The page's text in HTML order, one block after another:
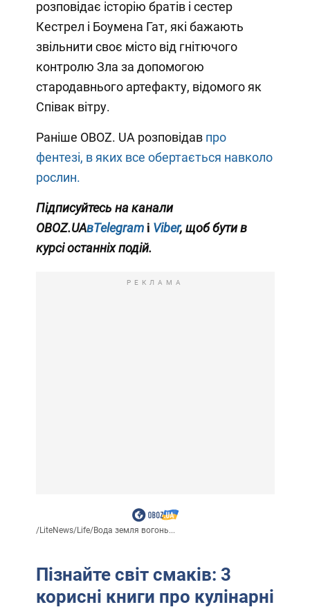
розповідає історію братів і сестер
Кестрел і Боумена Гат, які бажають
звільнити своє місто від гнітючого
контролю Зла за допомогою
стародавнього артефакту, відомого як
Співак вітру.
Раніше OBOZ. UA розповідавпро
фентезі, в яких все обертається навколо
рослин.
Підписуйтесь на канали
OBOZ.UAвTelegramі Viber, щоб бути в
курсі останніх подій.
РЕКЛАМА
/LiteNews/Life/Вода земля вогонь...
Пізнайте світ смаків: 3
корисні книги про кулінарні